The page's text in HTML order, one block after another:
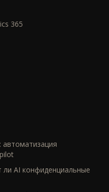
365
автоматизация
ли AI конфиденциальные